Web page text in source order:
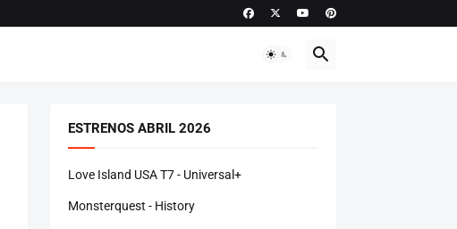
ESTRENOS ABRIL 2026
Love Island USA T7 - Universal+
Monsterquest - History